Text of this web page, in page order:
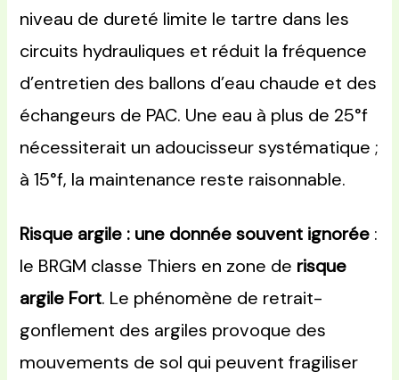
niveau de dureté limite le tartre dans les
circuits hydrauliques et réduit la fréquence
d’entretien des ballons d’eau chaude et des
échangeurs de PAC. Une eau à plus de 25°f
nécessiterait un adoucisseur systématique ;
à 15°f, la maintenance reste raisonnable.
Risque argile : une donnée souvent ignorée :
le BRGM classe Thiers en zone de risque
argile Fort. Le phénomène de retrait-
gonflement des argiles provoque des
mouvements de sol qui peuvent fragiliser